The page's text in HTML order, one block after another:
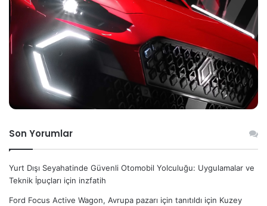
Son Yorumlar
Yurt Dışı Seyahatinde Güvenli Otomobil Yolculuğu: Uygulamalar ve
Teknik İpuçları için inzfatih
Ford Focus Active Wagon, Avrupa pazarı için tanıtıldı için Kuzey